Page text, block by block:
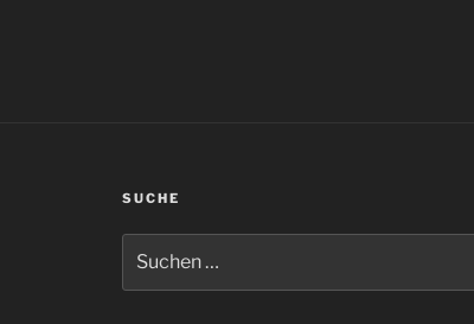
SUCHE
nach: